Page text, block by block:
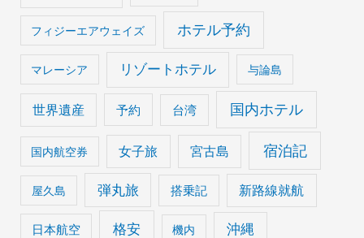
フィジーエアウェイズ ホテル予約
マレーシア リゾートホテル 与論島
世界遺産 予約 台湾 国内ホテル
国内航空券 女子旅 宮古島 宿泊記
屋久島 弾丸旅 搭乗記 新路線就航
日本航空 格安 機内 沖縄